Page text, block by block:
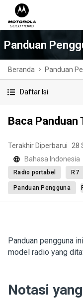
Panduan
Beranda Panduan
Daftar Isi
Baca Panduan
Terakhir Diperbarui 28
Bahasa Indonesia
Radio portabel R7
Panduan Pengguna
Panduan pengguna
model radio yang
Notasi